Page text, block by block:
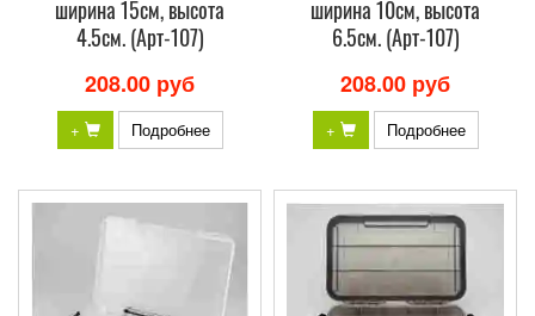
ширина 15см, высота
4.5см. (Арт-107)
208.00 руб
+ Подробнее
ширина 10см, высота
6.5см. (Арт-107)
208.00 руб
+ Подробнее